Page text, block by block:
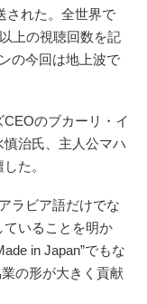
された。全世界で
上の視聴回数を記
の今回は地上波で
のブカーリ・イ
治氏、主人公マハ
た。
ラビア語だけでな
ていることを明か
in Japan”でもな
業の形が大きく貢献